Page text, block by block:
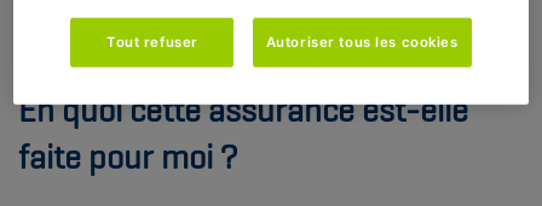
En quoi cette assurance est-elle
faite pour moi ?
Tout refuser Autoriser tous les cookies